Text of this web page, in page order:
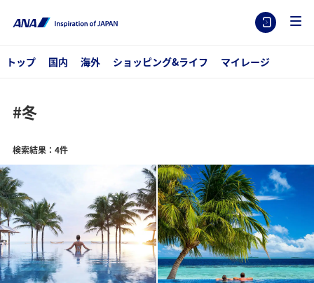
トップ 国内 海外 ショッピング&ライフ マイレージ
#冬
検索結果：4件